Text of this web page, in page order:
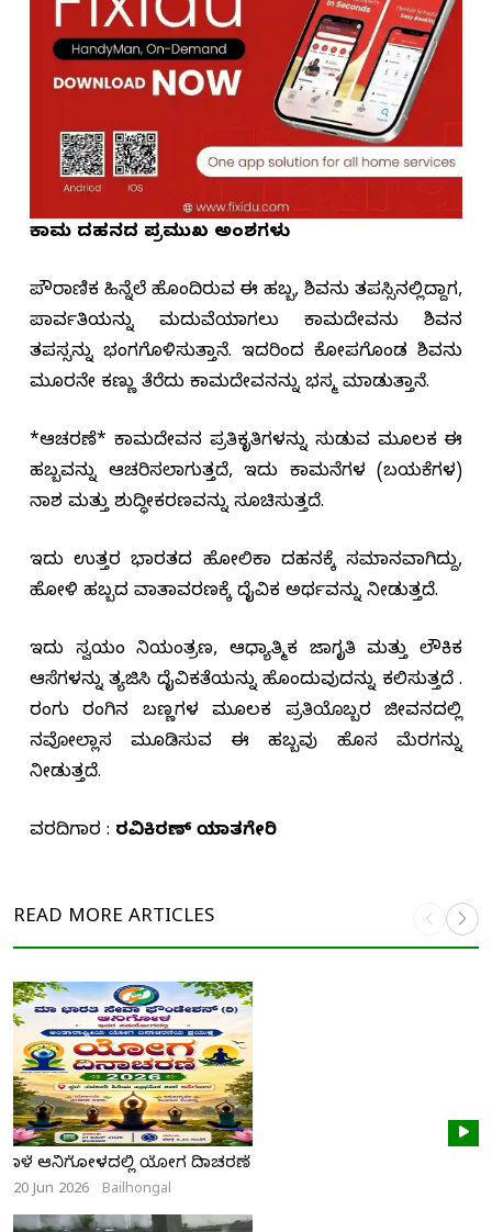
ಕಾಮ ದಹನದ ಪ್ರಮುಖ ಅಂಶಗಳು
ಪೌರಾಣಿಕ ಹಿನ್ನೆಲೆ ಹೊಂದಿರುವ ಈ ಹಬ್ಬ, ಶಿವನು ತಪಸ್ಸಿನಲ್ಲಿದ್ದಾಗ,
ಪಾರ್ವತಿಯನ್ನು ಮದುವೆಯಾಗಲು ಕಾಮದೇವನು ಶಿವನ
ತಪಸ್ಸನ್ನು ಭಂಗಗೊಳಿಸುತ್ತಾನೆ. ಇದರಿಂದ ಕೋಪಗೊಂಡ ಶಿವನು
ಮೂರನೇ ಕಣ್ಣು ತೆರೆದು ಕಾಮದೇವನನ್ನು ಭಸ್ಮ ಮಾಡುತ್ತಾನೆ.
*ಆಚರಣೆ* ಕಾಮದೇವನ ಪ್ರತಿಕೃತಿಗಳನ್ನು ಸುಡುವ ಮೂಲಕ ಈ
ಹಬ್ಬವನ್ನು ಆಚರಿಸಲಾಗುತ್ತದೆ, ಇದು ಕಾಮನೆಗಳ (ಬಯಕೆಗಳ)
ನಾಶ ಮತ್ತು ಶುದ್ಧೀಕರಣವನ್ನು ಸೂಚಿಸುತ್ತದೆ.
ಇದು ಉತ್ತರ ಭಾರತದ ಹೋಲಿಕಾ ದಹನಕ್ಕೆ ಸಮಾನವಾಗಿದ್ದು,
ಹೋಳಿ ಹಬ್ಬದ ವಾತಾವರಣಕ್ಕೆ ದೈವಿಕ ಅರ್ಥವನ್ನು ನೀಡುತ್ತದೆ.
ಇದು ಸ್ವಯಂ ನಿಯಂತ್ರಣ, ಆಧ್ಯಾತ್ಮಿಕ ಜಾಗೃತಿ ಮತ್ತು ಲೌಕಿಕ
ಆಸೆಗಳನ್ನು ತ್ಯಜಿಸಿ ದೈವಿಕತೆಯನ್ನು ಹೊಂದುವುದನ್ನು ಕಲಿಸುತ್ತದೆ .
ರಂಗು ರಂಗಿನ ಬಣ್ಣಗಳ ಮೂಲಕ ಪ್ರತಿಯೊಬ್ಬರ ಜೀವನದಲ್ಲಿ
ನವೋಲ್ಲಾಸ ಮೂಡಿಸುವ ಈ ಹಬ್ಬವು ಹೊಸ ಮೆರಗನ್ನು
ನೀಡುತ್ತದೆ.
ವರದಿಗಾರ : ರವಿಕಿರಣ್ ಯಾತಗೇರಿ
READ MORE ARTICLES
ನಾಳೆ ಆನಿಗೋಳದಲ್ಲಿ ಯೋಗ ದಿನಾಚರಣೆ
20 Jun 2026 Bailhongal